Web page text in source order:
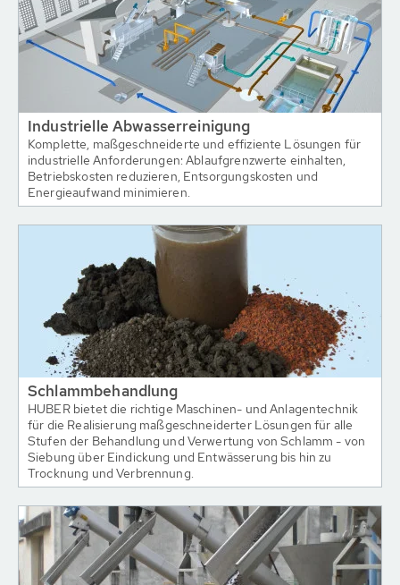
Industrielle Abwasserreinigung
Komplette, maßgeschneiderte und effiziente Lösungen für
industrielle Anforderungen: Ablaufgrenzwerte einhalten,
Betriebskosten reduzieren, Entsorgungskosten und
Energieaufwand minimieren.
Schlammbehandlung
HUBER bietet die richtige Maschinen- und Anlagentechnik
für die Realisierung maßgeschneiderter Lösungen für alle
Stufen der Behandlung und Verwertung von Schlamm - von
Siebung über Eindickung und Entwässerung bis hin zu
Trocknung und Verbrennung.